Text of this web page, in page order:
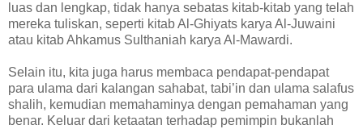
luas dan lengkap, tidak hanya sebatas kitab-kitab yang telah
mereka tuliskan, seperti kitab Al-Ghiyats karya Al-Juwaini
atau kitab Ahkamus Sulthaniah karya Al-Mawardi.
Selain itu, kita juga harus membaca pendapat-pendapat
para ulama dari kalangan sahabat, tabi’in dan ulama salafus
shalih, kemudian memahaminya dengan pemahaman yang
benar. Keluar dari ketaatan terhadap pemimpin bukanlah